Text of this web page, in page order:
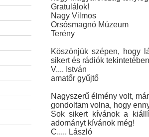
Gratulálok!
Nagy Vilmos
Orsósmagnó Múzeum
Terény
Köszönjük szépen, hogy
sikert és rádiók
V.... István
amatőr gyűjtő
Nagyszerű élmény volt,
gondoltam volna, hogy
Sok sikert kívánok a
adományt kívánok még!
C..... László